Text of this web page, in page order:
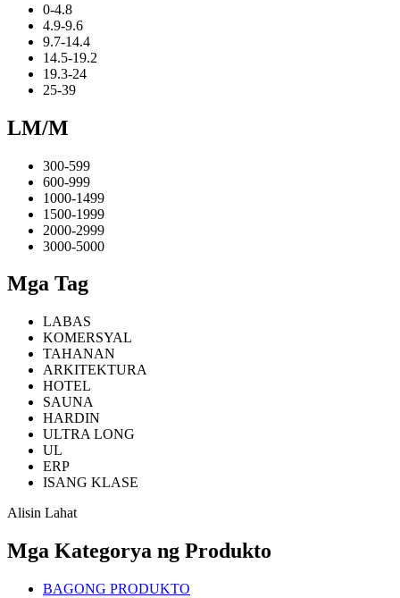
0-4.8
4.9-9.6
9.7-14.4
14.5-19.2
19.3-24
25-39
LM/M
300-599
600-999
1000-1499
1500-1999
2000-2999
3000-5000
Mga Tag
LABAS
KOMERSYAL
TAHANAN
ARKITEKTURA
HOTEL
SAUNA
HARDIN
ULTRA LONG
UL
ERP
ISANG KLASE
Alisin Lahat
Mga Kategorya ng Produkto
BAGONG PRODUKTO